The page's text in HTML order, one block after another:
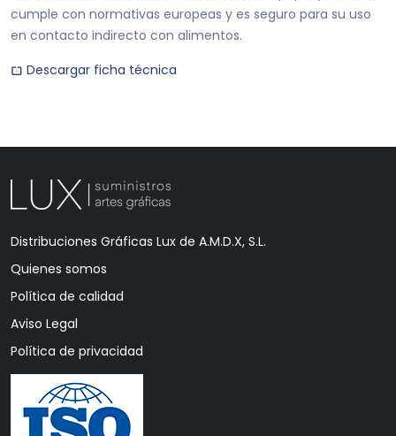
cumple con normativas europeas y es seguro para su uso
en contacto indirecto con alimentos.
Descargar ficha técnica
Distribuciones Gráficas Lux de A.M.D.X, S.L.
Quienes somos
Política de calidad
Aviso Legal
Política de privacidad